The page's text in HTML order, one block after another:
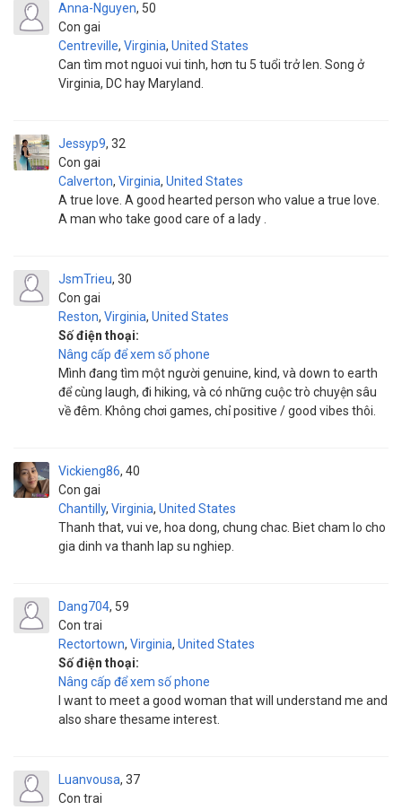
Anna-Nguyen
Con gai
50
Centreville, Virginia, United States
Can tìm mot nguoi vui tinh, hơn tu 5 tuổi trở len. Song ở
Virginia, DC hay Maryland.
Jessyp9
Con gai
32
Calverton, Virginia, United States
A true love. A good hearted person who value a true love.
A man who take good care of a lady .
JsmTrieu
Con gai
30
Reston, Virginia, United States
Số điện thoại:
Nâng cấp để xem số phone
Mình đang tìm một người genuine, kind, và down to earth
để cùng laugh, đi hiking, và có những cuộc trò chuyện sâu
về đêm. Không chơi games, chỉ positive / good vibes thôi.
Vickieng86
Con gai
40
Chantilly, Virginia, United States
Thanh that, vui ve, hoa dong, chung chac. Biet cham lo cho
gia dinh va thanh lap su nghiep.
Dang704
Con trai
59
Rectortown, Virginia, United States
Số điện thoại:
Nâng cấp để xem số phone
I want to meet a good woman that will understand me and
also share thesame interest.
Luanvousa
Con trai
37